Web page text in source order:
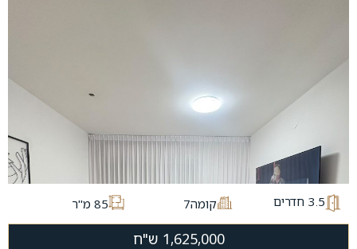
3.5 חדרים קומה7 85 מ"ר
1,625,000 ש"ח